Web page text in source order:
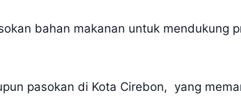
bahan makanan untuk mendukung
pasokan di Kota Cirebon, yang